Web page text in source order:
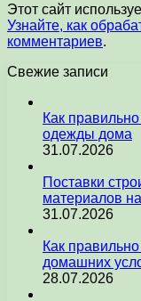
Этот сайт
Узнайте, как
комментариев.
Свежие записи
Как
одежды дома
31.07.2026
Поставки
материалов
31.07.2026
Как
домашних
28.07.2026